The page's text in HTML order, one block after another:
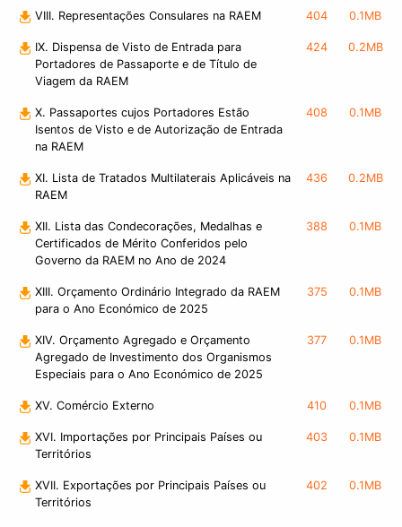
VIII. Representações Consulares na RAEM 404 0.1MB
IX. Dispensa de Visto de Entrada para
Portadores de Passaporte e de Título de
Viagem da RAEM
424 0.2MB
X. Passaportes cujos Portadores Estão
Isentos de Visto e de Autorização de Entrada
na RAEM
408 0.1MB
XI. Lista de Tratados Multilaterais Aplicáveis na
RAEM
436 0.2MB
XII. Lista das Condecorações, Medalhas e
Certificados de Mérito Conferidos pelo
Governo da RAEM no Ano de 2024
388 0.1MB
XIII. Orçamento Ordinário Integrado da RAEM
para o Ano Económico de 2025
375 0.1MB
XIV. Orçamento Agregado e Orçamento
Agregado de Investimento dos Organismos
Especiais para o Ano Económico de 2025
377 0.1MB
XV. Comércio Externo 410 0.1MB
XVI. Importações por Principais Países ou
Territórios
403 0.1MB
XVII. Exportações por Principais Países ou
Territórios
402 0.1MB